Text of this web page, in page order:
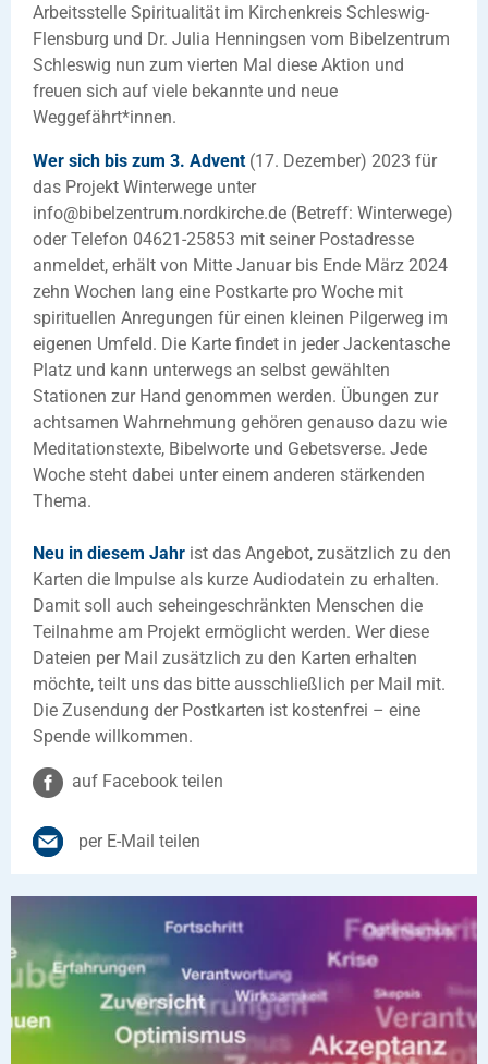
Arbeitsstelle Spiritualität im Kirchenkreis Schleswig-
Flensburg und Dr. Julia Henningsen vom Bibelzentrum
Schleswig nun zum vierten Mal diese Aktion und
freuen sich auf viele bekannte und neue
Weggefährt*innen.
Wer sich bis zum 3. Advent(17. Dezember) 2023 für
das Projekt Winterwege unter
info@bibelzentrum.nordkirche.de (Betreff: Winterwege)
oder Telefon 04621-25853 mit seiner Postadresse
anmeldet, erhält von Mitte Januar bis Ende März 2024
zehn Wochen lang eine Postkarte pro Woche mit
spirituellen Anregungen für einen kleinen Pilgerweg im
eigenen Umfeld. Die Karte findet in jeder Jackentasche
Platz und kann unterwegs an selbst gewählten
Stationen zur Hand genommen werden. Übungen zur
achtsamen Wahrnehmung gehören genauso dazu wie
Meditationstexte, Bibelworte und Gebetsverse. Jede
Woche steht dabei unter einem anderen stärkenden
Thema.
Neu in diesem Jahr ist das Angebot, zusätzlich zu den
Karten die Impulse als kurze Audiodatein zu erhalten.
Damit soll auch seheingeschränkten Menschen die
Teilnahme am Projekt ermöglicht werden. Wer diese
Dateien per Mail zusätzlich zu den Karten erhalten
möchte, teilt uns das bitte ausschließlich per Mail mit.
Die Zusendung der Postkarten ist kostenfrei – eine
Spende willkommen.
auf Facebook teilen
per E-Mail teilen